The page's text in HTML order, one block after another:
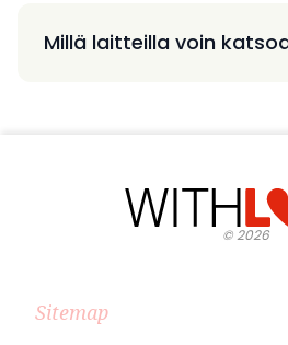
Millä laitteilla voin
©2026
Sitemap